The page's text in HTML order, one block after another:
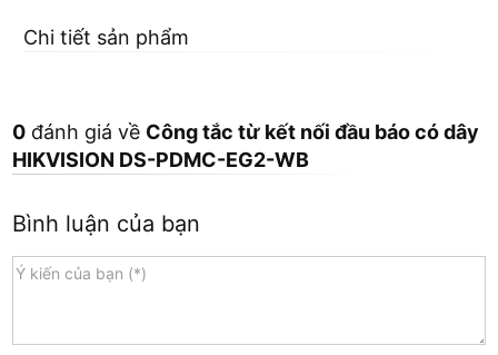
Chi tiết sản phẩm
0 đánh giá về Công tắc từ kết nối đầu báo có dây
HIKVISION DS-PDMC-EG2-WB
Bình luận của bạn